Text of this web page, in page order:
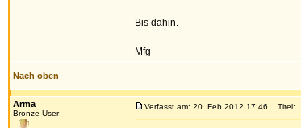
Bis dahin.
Mfg
Nach oben
Arma
Bronze-User
Verfasst am: 20. Feb 2012 17:46 Titel: